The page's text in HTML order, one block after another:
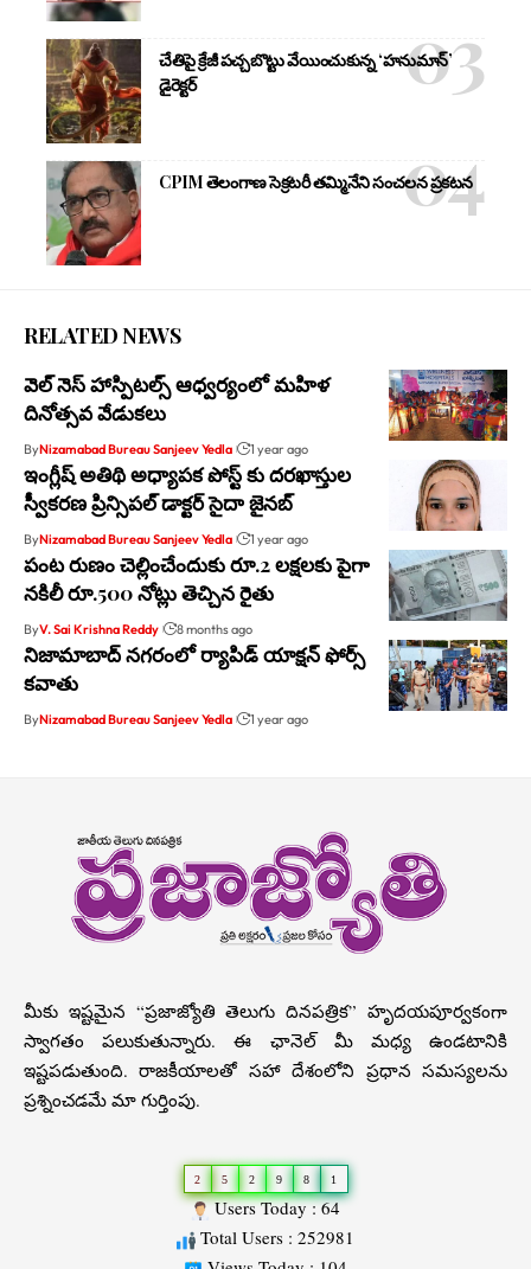
చేతిపై క్రేజీ పచ్చబొట్టు వేయించుకున్న ‘హనుమాన్’
డైరెక్టర్
CPIM తెలంగాణ సెక్రటరీ తమ్మినేని సంచలన ప్రకటన
RELATED NEWS
వెల్ నెస్ హాస్పిటల్స్ ఆధ్వర్యంలో మహిళ
దినోత్సవ వేడుకలు
ByNizamabad Bureau Sanjeev Yedla 1 year ago
ఇంగ్లీష్ అతిథి అధ్యాపక పోస్ట్ కు దరఖాస్తుల
స్వీకరణ ప్రిన్సిపల్ డాక్టర్ సైదా జైనబ్
ByNizamabad Bureau Sanjeev Yedla 1 year ago
పంట రుణం చెల్లించేందుకు రూ.2 లక్షలకు పైగా
నకిలీ రూ.500 నోట్లు తెచ్చిన రైతు
ByV. Sai Krishna Reddy 8 months ago
నిజామాబాద్ నగరంలో ర్యాపిడ్ యాక్షన్ ఫోర్స్
కవాతు
ByNizamabad Bureau Sanjeev Yedla 1 year ago
మీకు ఇష్టమైన “ప్రజాజ్యోతి తెలుగు దినపత్రిక” హృదయపూర్వకంగా
స్వాగతం పలుకుతున్నారు. ఈ ఛానెల్ మీ మధ్య ఉండటానికి
ఇష్టపడుతుంది. రాజకీయాలతో సహా దేశంలోని ప్రధాన సమస్యలను
ప్రశ్నించడమే మా గుర్తింపు.
2 5 2 9 8 1
Users Today : 64
Total Users : 252981